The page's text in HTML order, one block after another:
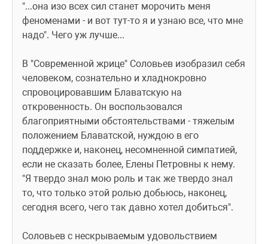
"...она изо всех сил станет морочить меня
феноменами - и вот тут-то я и узнаю все, что мне
надо". Чего уж лучше...
В "Современной жрице" Соловьев изобразил себя
человеком, сознательно и хладнокровно
спровоцировавшим Блаватскую на
откровенность. Он воспользовался
благоприятными обстоятельствами - тяжелым
положением Блаватской, нуждою в его
поддержке и, наконец, несомненной симпатией,
если не сказать более, Елены Петровны к нему.
"Я твердо знал мою роль и так же твердо знал
то, что только этой ролью добьюсь, наконец,
сегодня всего, чего так давно хотел добиться".
Соловьев с нескрываемым удовольствием